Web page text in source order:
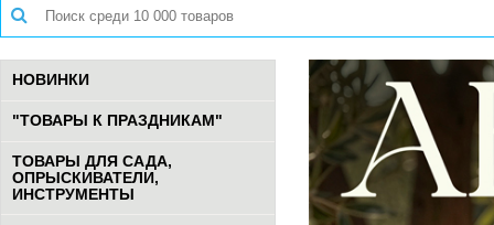
НОВИНКИ
"ТОВАРЫ К ПРАЗДНИКАМ"
ТОВАРЫ ДЛЯ САДА,
ОПРЫСКИВАТЕЛИ,
ИНСТРУМЕНТЫ